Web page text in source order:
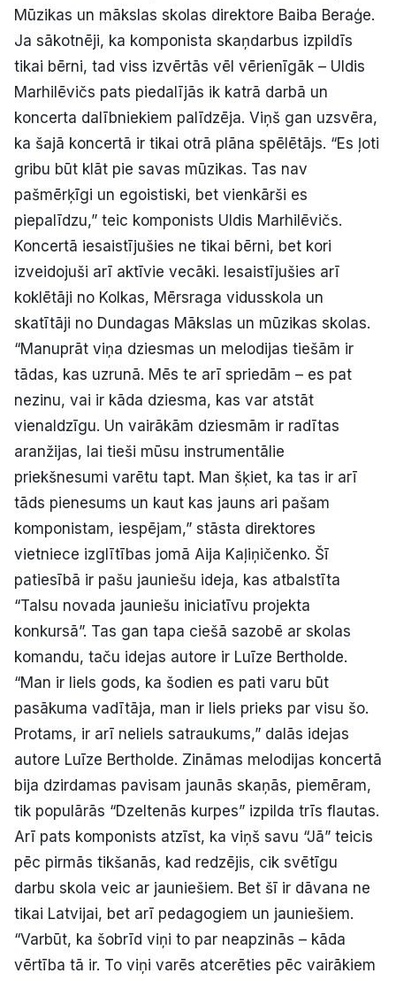
Facebook Instagram YouTube
E-avīze Abonē
Mūzikas un mākslas skolas direktore Baiba Beraģe.
Ja sākotnēji, ka komponista skaņdarbus izpildīs
tikai bērni, tad viss izvērtās vēl vērienīgāk – Uldis
Marhilēvičs pats piedalījās ik katrā darbā un
koncerta dalībniekiem palīdzēja. Viņš gan uzsvēra,
ka šajā koncertā ir tikai otrā plāna spēlētājs. “Es ļoti
gribu būt klāt pie savas mūzikas. Tas nav
pašmērķīgi un egoistiski, bet vienkārši es
piepalīdzu,” teic komponists Uldis Marhilēvičs.
Koncertā iesaistījušies ne tikai bērni, bet kori
izveidojuši arī aktīvie vecāki. Iesaistījušies arī
koklētāji no Kolkas, Mērsraga vidusskola un
skatītāji no Dundagas Mākslas un mūzikas skolas.
“Manuprāt viņa dziesmas un melodijas tiešām ir
tādas, kas uzrunā. Mēs te arī spriedām – es pat
nezinu, vai ir kāda dziesma, kas var atstāt
vienaldzīgu. Un vairākām dziesmām ir radītas
aranžijas, lai tieši mūsu instrumentālie
priekšnesumi varētu tapt. Man šķiet, ka tas ir arī
tāds pienesums un kaut kas jauns ari pašam
komponistam, iespējam,” stāsta direktores
vietniece izglītības jomā Aija Kaļiņičenko. Šī
patiesībā ir pašu jauniešu ideja, kas atbalstīta
“Talsu novada jauniešu iniciatīvu projekta
konkursā”. Tas gan tapa ciešā sazobē ar skolas
komandu, taču idejas autore ir Luīze Bertholde.
“Man ir liels gods, ka šodien es pati varu būt
pasākuma vadītāja, man ir liels prieks par visu šo.
Protams, ir arī neliels satraukums,” dalās idejas
autore Luīze Bertholde. Zināmas melodijas koncertā
bija dzirdamas pavisam jaunās skaņās, piemēram,
tik populārās “Dzeltenās kurpes” izpilda trīs flautas.
Arī pats komponists atzīst, ka viņš savu “Jā” teicis
pēc pirmās tikšanās, kad redzējis, cik svētīgu
darbu skola veic ar jauniešiem. Bet šī ir dāvana ne
tikai Latvijai, bet arī pedagogiem un jauniešiem.
“Varbūt, ka šobrīd viņi to par neapzinās – kāda
vērtība tā ir. To viņi varēs atcerēties pēc vairākiem